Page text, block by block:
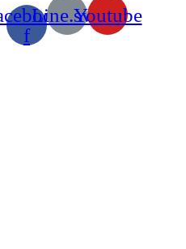
f
Line.svgYoutube